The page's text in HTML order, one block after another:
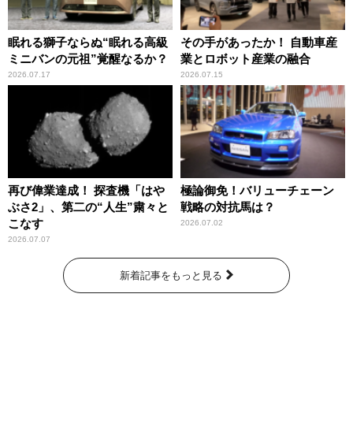
眠れる獅子ならぬ“眠れる高級
ミニバンの元祖”覚醒なるか？
2026.07.17
その手があったか！ 自動車産
業とロボット産業の融合
2026.07.15
再び偉業達成！ 探査機「はや
ぶさ2」、第二の“人生”粛々と
こなす
2026.07.07
極論御免！バリューチェーン
戦略の対抗馬は？
2026.07.02
新着記事をもっと見る